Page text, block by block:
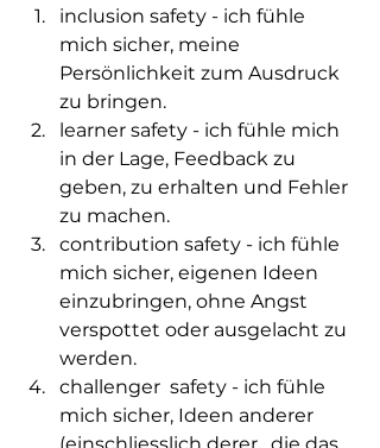
inclusion safety - ich fühle
mich sicher, meine
Persönlichkeit zum Ausdruck
zu bringen.
learner safety - ich fühle mich
in der Lage, Feedback zu
geben, zu erhalten und Fehler
zu machen.
contribution safety - ich fühle
mich sicher, eigenen Ideen
einzubringen, ohne Angst
verspottet oder ausgelacht zu
werden.
challenger  safety - ich fühle
mich sicher, Ideen anderer